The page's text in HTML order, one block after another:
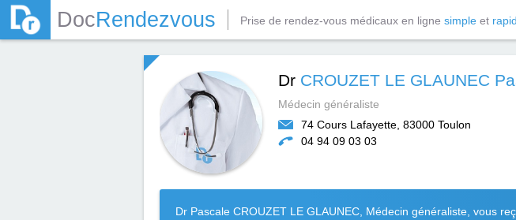
DocRendezvous Prise de rendez-vous médicaux en ligne simple et
Dr CROUZET LE GLAUNEC
Médecin généraliste
74 Cours Lafayette, 83000 Toulon
04 94 09 03 03
Dr Pascale CROUZET LE GLAUNEC, Médecin généraliste, vous